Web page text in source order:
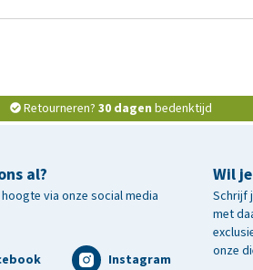
Retourneren? 30 dagen bedenktijd
Wil
Schrijf
met
onze
al?
via onze social media
Instagram